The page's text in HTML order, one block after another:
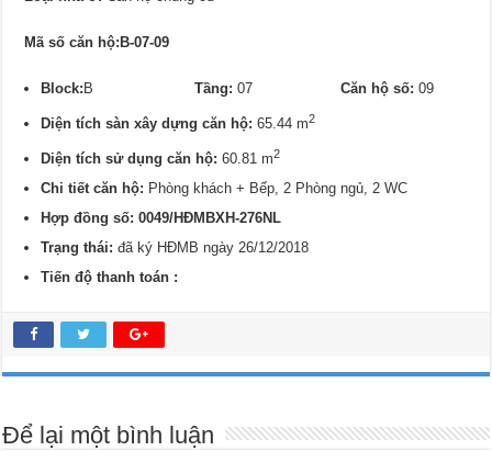
Mã số căn hộ:B-07-09
Block:BTầng: 07Căn hộ số: 09
Diện tích sàn xây dựng căn hộ:65.44 m2
Diện tích sử dụng căn hộ: 60.81 m2
Chi tiết căn hộ: Phòng khách + Bếp, 2 Phòng ngủ, 2 WC
Hợp đồng số: 0049/HĐMBXH-276NL
Trạng thái:đã ký HĐMB ngày 26/12/2018
Tiến độ thanh toán :
Để lại một bình luận